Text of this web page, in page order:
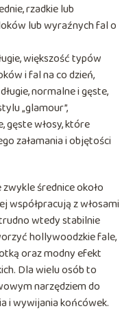
rzadkie lub
lub wyraźnych fal o
większość typów
i fal na co dzień,
normalne i gęste,
„glamour”,
gęste włosy, które
załamania i objętości
średnice około
współpracują z włosami
wtedy stabilnie
hollywoodzkie fale,
oraz modny efekt
Dla wielu osób to
narzędziem do
i wywijania końcówek.